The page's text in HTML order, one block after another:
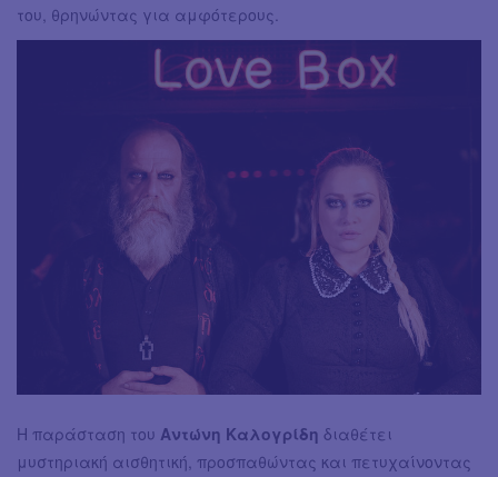
του, θρηνώντας για αμφότερους.
Η παράσταση του Αντώνη Καλογρίδη διαθέτει
μυστηριακή αισθητική, προσπαθώντας και πετυχαίνοντας